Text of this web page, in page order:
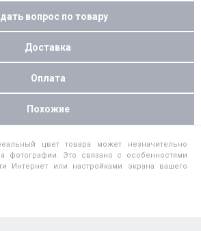
вопрос по товару
Доставка
Оплата
Похожие
цвет товара может незначительно
фотографии. Это связано с особенностями
Интернет или настройками экрана вашего